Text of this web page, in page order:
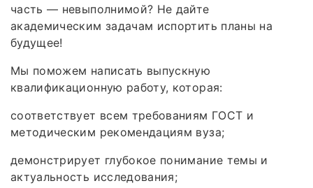
часть — невыполнимой? Не дайте
академическим задачам испортить планы на
будущее!
Мы поможем написать выпускную
квалификационную работу, которая:
соответствует всем требованиям ГОСТ и
методическим рекомендациям вуза;
демонстрирует глубокое понимание темы и
актуальность исследования;